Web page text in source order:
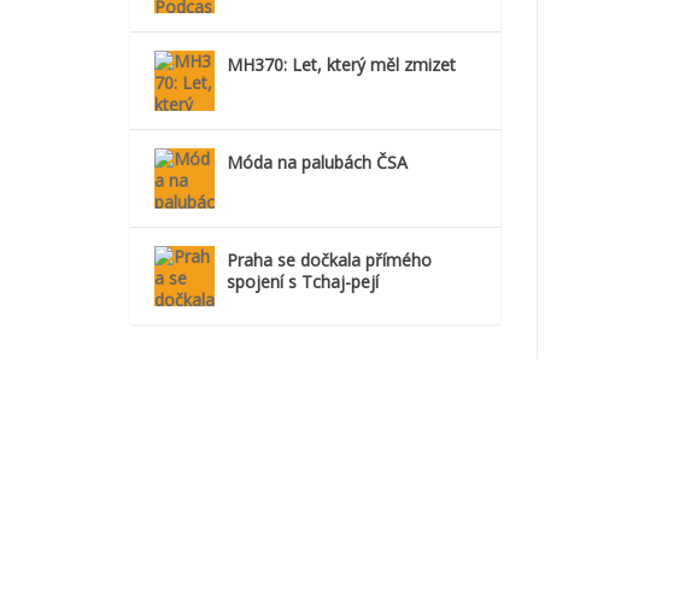
MH370: Let, který měl zmizet
Móda na palubách ČSA
Praha se dočkala přímého
spojení s Tchaj-pejí